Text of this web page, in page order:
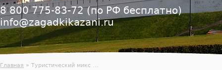
8 800 775-83-72(по РФ бесплатно)
info@zagadkikazani.ru
Главная » Туристический микс ...